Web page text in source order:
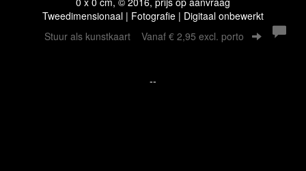
Tweedimensionaal | Fotografie | Digitaal onbewerkt
Stuur als kunstkaart Vanaf € 2,95 excl. porto
--